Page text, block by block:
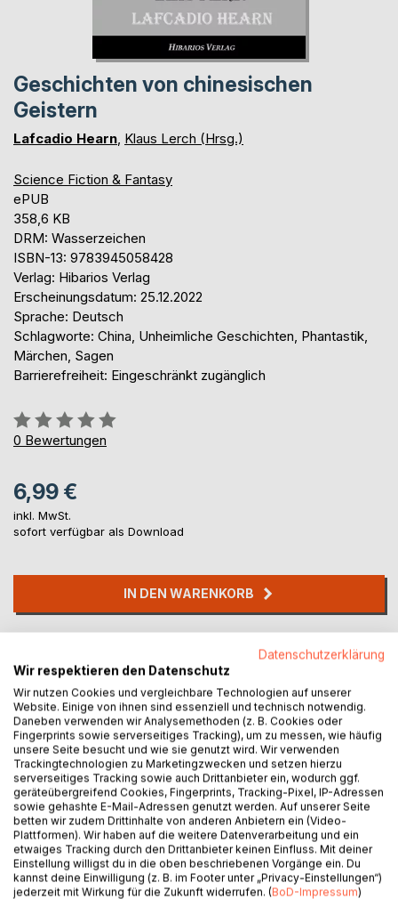
Geschichten von chinesischen
Geistern
Lafcadio Hearn, Klaus Lerch (Hrsg.)
Science Fiction & Fantasy
ePUB
358,6 KB
DRM: Wasserzeichen
ISBN-13: 9783945058428
Verlag: Hibarios Verlag
Erscheinungsdatum: 25.12.2022
Sprache: Deutsch
Schlagworte: China, Unheimliche Geschichten, Phantastik,
Märchen, Sagen
Barrierefreiheit: Eingeschränkt zugänglich
Bewertung::
0%
0 Bewertungen
6,99 €
inkl. MwSt.
sofort verfügbar als Download
IN DEN WARENKORB
Titel bewerten
BESCHREIBUNG
Sechs phantastische Erzählungen führen uns in die frühe
Geschichte Chinas. Wir begegnen einer jungen Frau, die
den Opfertod wählt, um ihren Vater zu retten, einem
Datenschutzerklärung
Wir respektieren den Datenschutz
Wir nutzen Cookies und vergleichbare Technologien auf unserer
Website. Einige von ihnen sind essenziell und technisch notwendig.
Daneben verwenden wir Analysemethoden (z. B. Cookies oder
Fingerprints sowie serverseitiges Tracking), um zu messen, wie häufig
unsere Seite besucht und wie sie genutzt wird. Wir verwenden
Trackingtechnologien zu Marketingzwecken und setzen hierzu
serverseitiges Tracking sowie auch Drittanbieter ein, wodurch ggf.
geräteübergreifend Cookies, Fingerprints, Tracking-Pixel, IP-Adressen
sowie gehashte E-Mail-Adressen genutzt werden. Auf unserer Seite
betten wir zudem Drittinhalte von anderen Anbietern ein (Video-
Plattformen). Wir haben auf die weitere Datenverarbeitung und ein
etwaiges Tracking durch den Drittanbieter keinen Einfluss. Mit deiner
Einstellung willigst du in die oben beschriebenen Vorgänge ein. Du
kannst deine Einwilligung (z. B. im Footer unter „Privacy-Einstellungen“)
jederzeit mit Wirkung für die Zukunft widerrufen. (BoD-Impressum)